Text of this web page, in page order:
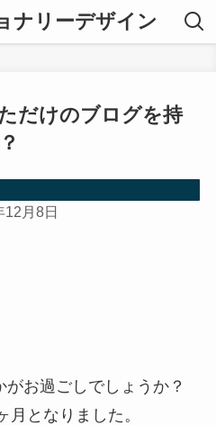
ナリーデザイン
だけのブログを持
12月8日
お過ごしでしょうか？
月となりました。